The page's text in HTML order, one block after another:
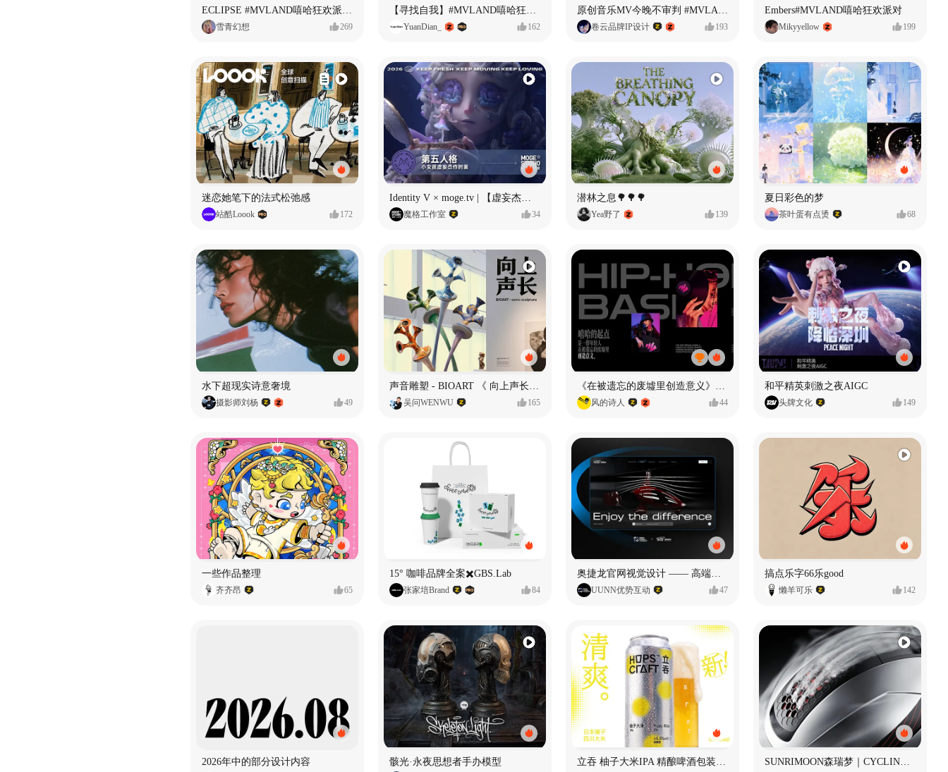
雪青幻想 269 YuanDian_ 162 卷云品牌IP设计 193
Embers#MVLAND嘻哈狂欢派对
Mikyyellow 199
迷恋她笔下的法式松弛感
站酷Loook 172
Identity V × moge.tv | 【虚妄杰作时装】“小女孩”
魔格工作室 34
潜林之息🌳🌳🌳
Yea野了 139
夏日彩色的梦
茶叶蛋有点烫 68
水下超现实诗意奢境
摄影师刘杨 49 吴问WENWU 165 风的诗人 44
和平精英刺激之夜AIGC
头牌文化 149
一些作品整理
齐齐昂 65
15° 咖啡品牌全案✖️GBS.Lab
张家培Brand 84
奥捷龙官网视觉设计 —— 高端网站建设
UUNN优势互动 47
搞点乐字66乐good
懒羊可乐 142
2026年中的部分设计内容 骸光·永夜思想者手办模型